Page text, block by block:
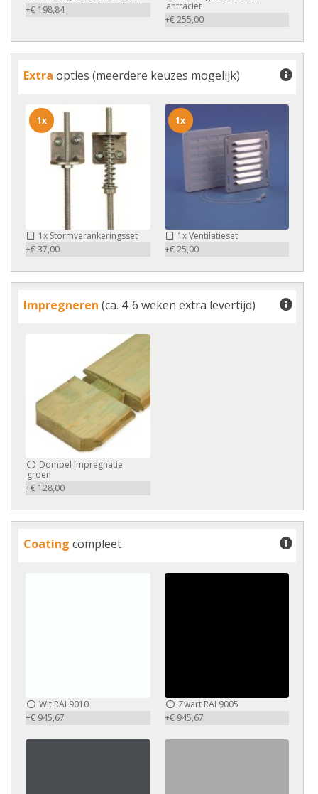
+€ 198,84
antraciet
+€ 255,00
Extra opties (meerdere keuzes mogelijk)
1x Stormverankeringsset
+€ 37,00
1x
1xVentilatieset
+€ 25,00
1x
Impregneren (ca. 4-6 weken extra levertijd)
Dompel Impregnatie
groen
+€ 128,00
Coating compleet
Wit RAL9010
+€ 945,67
Zwart RAL9005
+€ 945,67